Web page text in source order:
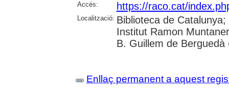
Accés: https://raco.cat/
Localització: Biblioteca de
Institut Ramon
B. Guillem de Berguedà
Enllaç permanent a aquest